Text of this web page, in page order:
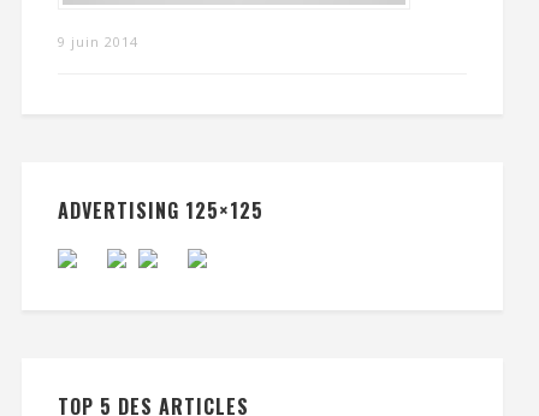
9 juin 2014
ADVERTISING 125×125
TOP 5 DES ARTICLES